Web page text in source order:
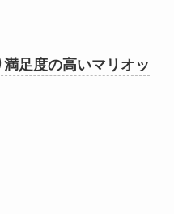
満足度の高いマリオッ